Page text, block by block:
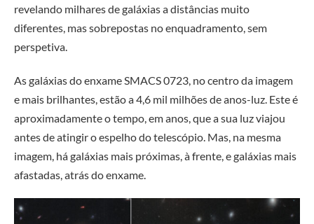
revelando milhares de galáxias a distâncias muito
diferentes, mas sobrepostas no enquadramento, sem
perspetiva.
As galáxias do enxame SMACS 0723, no centro da imagem
e mais brilhantes, estão a 4,6 mil milhões de anos-luz. Este é
aproximadamente o tempo, em anos, que a sua luz viajou
antes de atingir o espelho do telescópio. Mas, na mesma
imagem, há galáxias mais próximas, à frente, e galáxias mais
afastadas, atrás do enxame.